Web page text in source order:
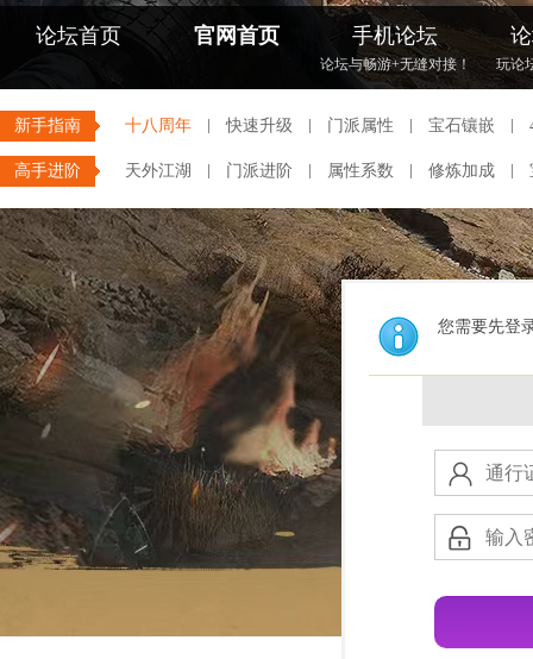
论坛首页 官网首页 手机论坛
论坛与畅游+无缝对接！ 玩论
新手指南 十八周年 快速升级 门派属性 宝石镶嵌
高手进阶 天外江湖 门派进阶 属性系数 修炼加成
您需要先登